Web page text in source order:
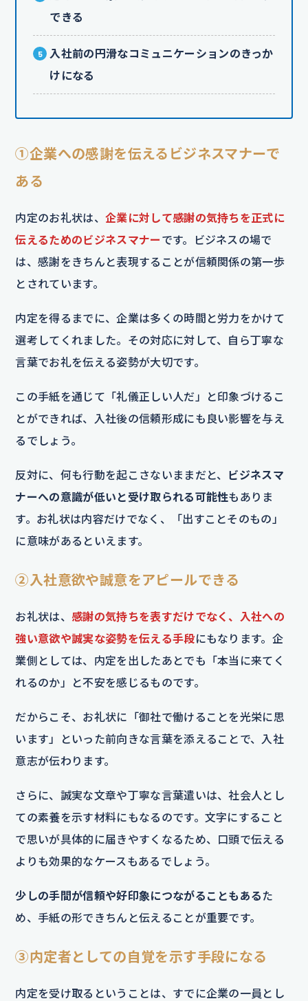
できる
入社前の円滑なコミュニケーションのきっか
けになる
①企業への感謝を伝えるビジネスマナーで
ある
内定のお礼状は、 企業に対して感謝の気持ちを正式に
伝えるためのビジネスマナー です。ビジネスの場で
は、感謝をきちんと表現することが信頼関係の第一歩
とされています。
内定を得るまでに、企業は多くの時間と労力をかけて
選考してくれました。その対応に対して、自ら丁寧な
言葉でお礼を伝える姿勢が大切です。
この手紙を通じて「礼儀正しい人だ」と印象づけるこ
とができれば、入社後の信頼形成にも良い影響を与え
るでしょう。
反対に、何も行動を起こさないままだと、 ビジネスマ
ナーへの意識が低いと受け取られる可能性もありま
す。お礼状は内容だけでなく、「出すことそのもの」
に意味があるといえます。
②入社意欲や誠意をアピールできる
お礼状は、 感謝の気持ちを表すだけでなく、入社への
強い意欲や誠実な姿勢を伝える手段にもなります。企
業側としては、内定を出したあとでも「本当に来てく
れるのか」と不安を感じるものです。
だからこそ、お礼状に「御社で働けることを光栄に思
います」といった前向きな言葉を添えることで、入社
意志が伝わります。
さらに、誠実な文章や丁寧な言葉遣いは、社会人とし
ての素養を示す材料にもなるのです。文字にすること
で思いが具体的に届きやすくなるため、口頭で伝える
よりも効果的なケースもあるでしょう。
少しの手間が信頼や好印象につながることもあるた
め、手紙の形できちんと伝えることが重要です。
③内定者としての自覚を示す手段になる
内定を受け取るということは、すでに企業の一員とし